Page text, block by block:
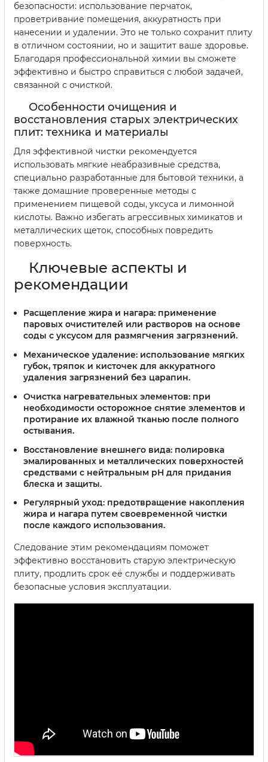
безопасности: использование перчаток,
проветривание помещения, аккуратность при
нанесении и удалении. Это не только сохранит плиту
в отличном состоянии, но и защитит ваше здоровье.
Благодаря профессиональной химии вы сможете
эффективно и быстро справиться с любой задачей,
связанной с очисткой.
Особенности очищения и
восстановления старых электрических
плит: техника и материалы
Для эффективной чистки рекомендуется
использовать мягкие неабразивные средства,
специально разработанные для бытовой техники, а
также домашние проверенные методы с
применением пищевой соды, уксуса и лимонной
кислоты. Важно избегать агрессивных химикатов и
металлических щеток, способных повредить
поверхность.
Ключевые аспекты и
рекомендации
Расщепление жира и нагара: применение
паровых очистителей или растворов на основе
соды с уксусом для размягчения загрязнений.
Механическое удаление: использование мягких
губок, тряпок и кисточек для аккуратного
удаления загрязнений без царапин.
Очистка нагревательных элементов: при
необходимости осторожное снятие элементов и
протирание их влажной тканью после полного
остывания.
Восстановление внешнего вида: полировка
эмалированных и металлических поверхностей
средствами с нейтральным pH для придания
блеска и защиты.
Регулярный уход: предотвращение накопления
жира и нагара путем своевременной чистки
после каждого использования.
Следование этим рекомендациям поможет
эффективно восстановить старую электрическую
плиту, продлить срок её службы и поддерживать
безопасные условия эксплуатации.